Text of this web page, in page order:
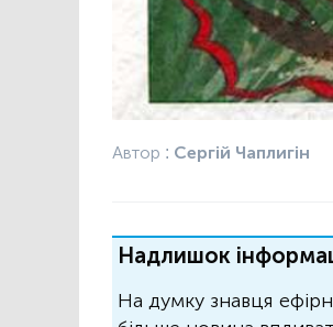
Автор : Сергій Чаплигін
Надлишок
На думку знавця